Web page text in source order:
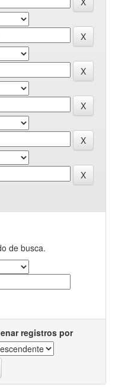
de busca.
registros por